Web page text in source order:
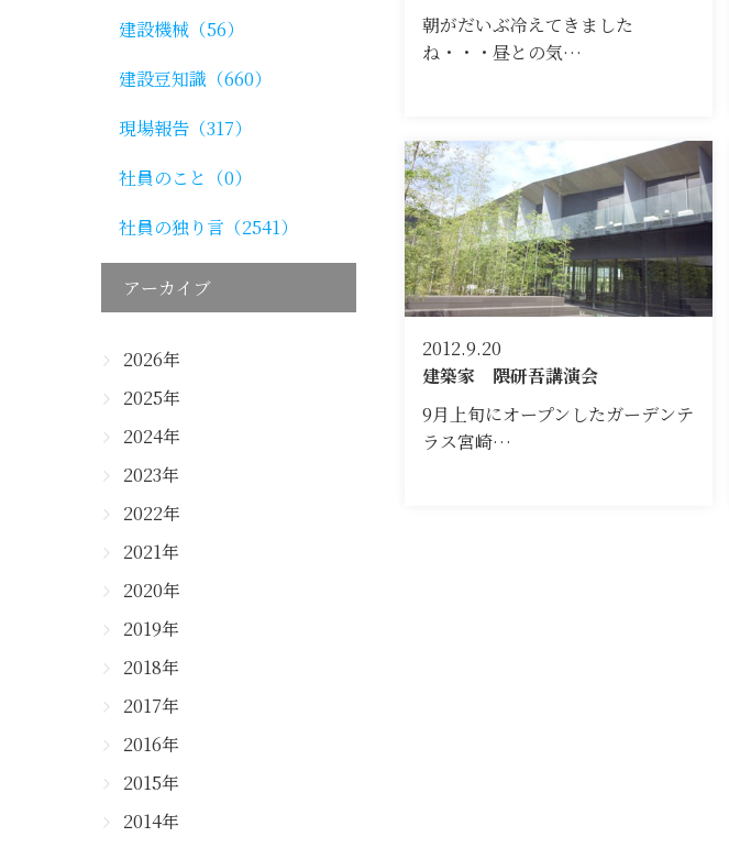
朝がだいぶ冷えてきました
ね・・・昼との気…
2012.9.20
建築家 隈研吾講演会
9月上旬にオープンしたガーデンテ
ラス宮崎…
建設機械（56）
建設豆知識（660）
現場報告（317）
社員のこと（0）
社員の独り言（2541）
アーカイブ
2026年
2025年
2024年
2023年
2022年
2021年
2020年
2019年
2018年
2017年
2016年
2015年
2014年